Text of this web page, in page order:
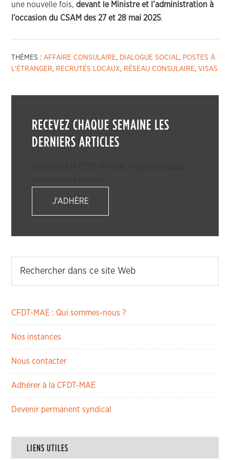
une nouvelle fois,devant le Ministre et l’administration à
l’occasion du CSAM des 27 et 28 mai 2025.
THÈMES :AFFAIRE CONSULAIRE, DIALOGUE SOCIAL, POSTES À
L'ÉTRANGER, RECRUTÉS LOCAUX, RÉSEAU CONSULAIRE, VISAS
RECEVEZ CHAQUE SEMAINE LES
DERNIERS ARTICLES
J'ADHÈRE
CFDT-MAE : Qui sommes-nous ?
Nos instances
Nous contacter
Adhérer à la CFDT-MAE
Devenir permanent syndical
LIENS UTILES